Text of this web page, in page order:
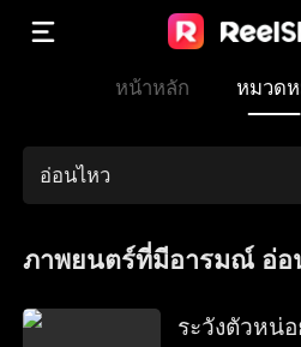
หน้าหลัก หมวด
อ่อนไหว
ภาพยนตร์ที่มีอารมณ์ อ่อ
ระวังตัวหน่